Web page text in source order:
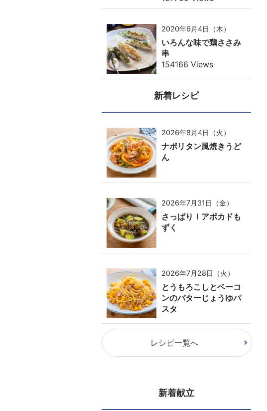
2020年6月4日（木）
いろんな味で鶏ささみ
串
154166 Views
新着レシピ
2026年8月4日（火）
ナポリタン風焼きうど
ん
2026年7月31日（金）
さっぱり！アボカドも
ずく
2026年7月28日（火）
とうもろこしとベーコ
ンのバターじょうゆパ
スタ
レシピ一覧へ
新着献立